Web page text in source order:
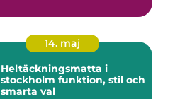
14. maj
Heltäckningsmatta i
stockholm funktion, stil och
smarta val